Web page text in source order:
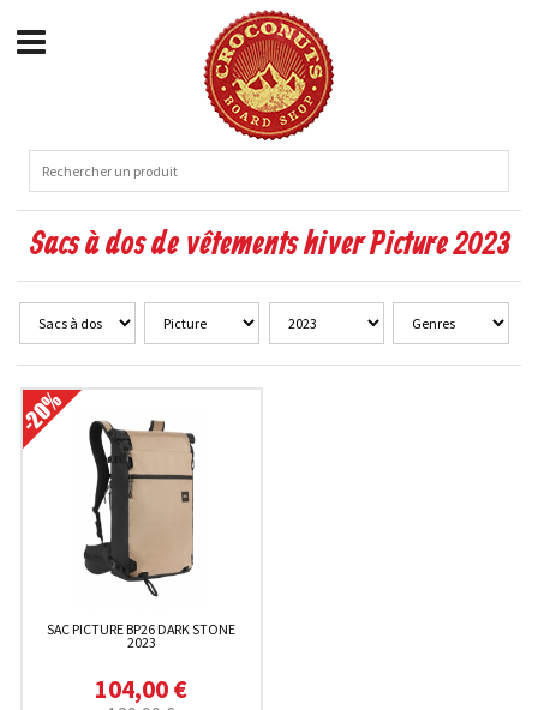
Sacs à dos de vêtements hiver Picture 2023
SAC PICTURE BP26 DARK STONE
2023
104,00 €